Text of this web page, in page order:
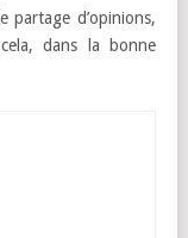
d’opinions,
dans la bonne